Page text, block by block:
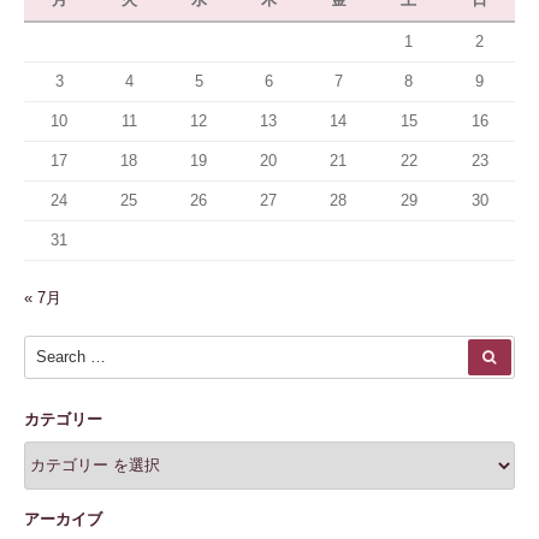
1 2
3 4 5 6 7 8 9
10 11 12 13 14 15 16
17 18 19 20 21 22 23
24 25 26 27 28 29 30
31
« 7月
Search for:
カテゴリー
アーカイブ